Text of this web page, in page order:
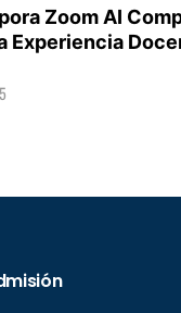
Zoom AI
Experiencia